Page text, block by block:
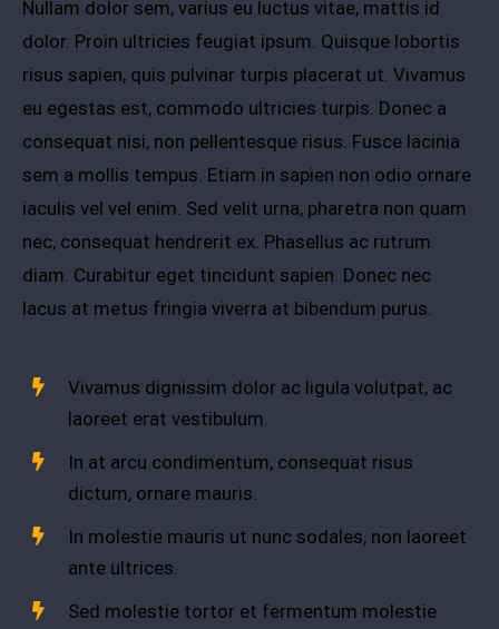
Nullam dolor sem, varius eu luctus vitae, mattis id
dolor. Proin ultricies feugiat ipsum. Quisque lobortis
risus sapien, quis pulvinar turpis placerat ut. Vivamus
eu egestas est, commodo ultricies turpis. Donec a
consequat nisi, non pellentesque risus. Fusce lacinia
sem a mollis tempus. Etiam in sapien non odio ornare
iaculis vel vel enim. Sed velit urna, pharetra non quam
nec, consequat hendrerit ex. Phasellus ac rutrum
diam. Curabitur eget tincidunt sapien. Donec nec
lacus at metus fringia viverra at bibendum purus.
Vivamus dignissim dolor ac ligula volutpat, ac
laoreet erat vestibulum.
In at arcu condimentum, consequat risus
dictum, ornare mauris.
In molestie mauris ut nunc sodales, non laoreet
ante ultrices.
Sed molestie tortor et fermentum molestie